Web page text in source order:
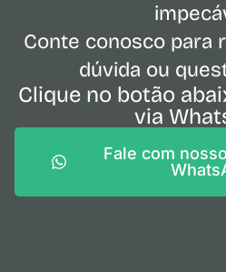
Conte conosco para
dúvida ou
Clique no botão
via
Fale com